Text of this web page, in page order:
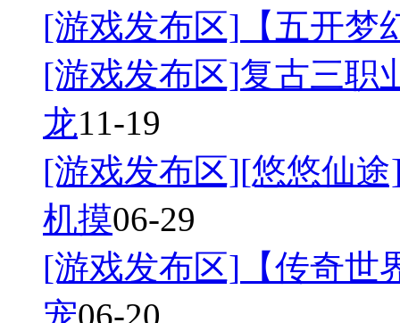
[游戏发布区] 【五开
[游戏发布区]复古三职
龙11-19
[游戏发布区][悠悠仙
机摸06-29
[游戏发布区] 【传奇
宠06-20